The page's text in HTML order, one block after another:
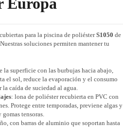
para la piscina de poliésterS1050 de
soluciones permiten mantener tu
la superficie con las burbujas hacia abajo,
el sol, reduce la evaporación y el consumo
caída de suciedad al agua.
: lona de poliéster recubierta en PVC con
Protege entre temporadas, previene algas y
tensoras.
con barras de aluminio que soportan hasta